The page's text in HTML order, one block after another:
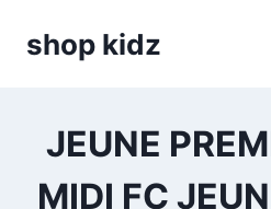
shop kidz
JEUNE
MIDI FC